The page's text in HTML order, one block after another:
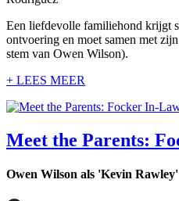
Een liefdevolle familiehond krijgt
ontvoering en moet samen met
stem van Owen Wilson).
+ LEES MEER
Meet the Parents:
Owen Wilson als 'Kevin Rawley'